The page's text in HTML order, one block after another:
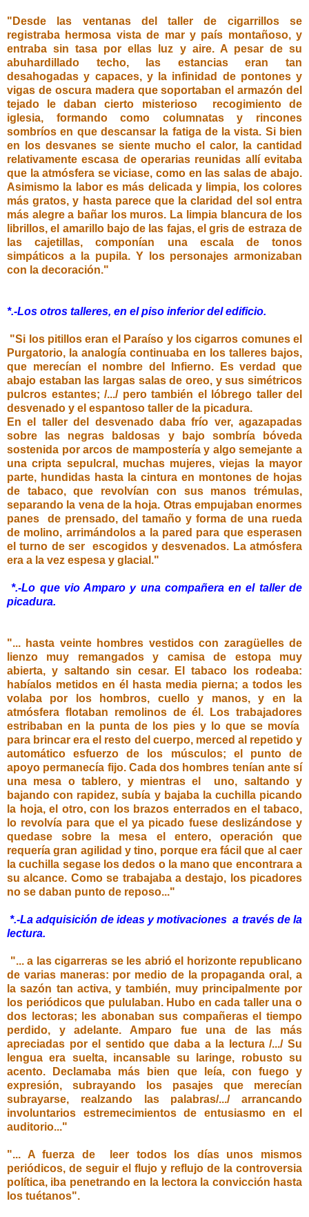
"Desde las ventanas del taller de cigarrillos se
registraba hermosa vista de mar y país montañoso, y
entraba sin tasa por ellas luz y aire. A pesar de su
abuhardillado techo, las estancias eran tan
desahogadas y capaces, y la infinidad de pontones y
vigas de oscura madera que soportaban el armazón del
tejado le daban cierto misterioso recogimiento de
iglesia, formando como columnatas y rincones
sombríos en que descansar la fatiga de la vista. Si bien
en los desvanes se siente mucho el calor, la cantidad
relativamente escasa de operarias reunidas allí evitaba
que la atmósfera se viciase, como en las salas de abajo.
Asimismo la labor es más delicada y limpia, los colores
más gratos, y hasta parece que la claridad del sol entra
más alegre a bañar los muros. La limpia blancura de los
librillos, el amarillo bajo de las fajas, el gris de estraza de
las cajetillas, componían una escala de tonos
simpáticos a la pupila. Y los personajes armonizaban
con la decoración."
*.-Los otros talleres, en el piso inferior del edificio.
"Si los pitillos eran el Paraíso y los cigarros comunes el
Purgatorio, la analogía continuaba en los talleres bajos,
que merecían el nombre del Infierno. Es verdad que
abajo estaban las largas salas de oreo, y sus simétricos
pulcros estantes; /.../ pero también el lóbrego taller del
desvenado y el espantoso taller de la picadura.
En el taller del desvenado daba frío ver, agazapadas
sobre las negras baldosas y bajo sombría bóveda
sostenida por arcos de mampostería y algo semejante a
una cripta sepulcral, muchas mujeres, viejas la mayor
parte, hundidas hasta la cintura en montones de hojas
de tabaco, que revolvían con sus manos trémulas,
separando la vena de la hoja. Otras empujaban enormes
panes de prensado, del tamaño y forma de una rueda
de molino, arrimándolos a la pared para que esperasen
el turno de ser escogidos y desvenados. La atmósfera
era a la vez espesa y glacial."
*.-Lo que vio Amparo y una compañera en el taller de
picadura.
"... hasta veinte hombres vestidos con zaragüelles de
lienzo muy remangados y camisa de estopa muy
abierta, y saltando sin cesar. El tabaco los rodeaba:
habíalos metidos en él hasta media pierna; a todos les
volaba por los hombros, cuello y manos, y en la
atmósfera flotaban remolinos de él. Los trabajadores
estribaban en la punta de los pies y lo que se movía
para brincar era el resto del cuerpo, merced al repetido y
automático esfuerzo de los músculos; el punto de
apoyo permanecía fijo. Cada dos hombres tenían ante sí
una mesa o tablero, y mientras el uno, saltando y
bajando con rapidez, subía y bajaba la cuchilla picando
la hoja, el otro, con los brazos enterrados en el tabaco,
lo revolvía para que el ya picado fuese deslizándose y
quedase sobre la mesa el entero, operación que
requería gran agilidad y tino, porque era fácil que al caer
la cuchilla segase los dedos o la mano que encontrara a
su alcance. Como se trabajaba a destajo, los picadores
no se daban punto de reposo..."
*.-La adquisición de ideas y motivaciones a través de la
lectura.
"... a las cigarreras se les abrió el horizonte republicano
de varias maneras: por medio de la propaganda oral, a
la sazón tan activa, y también, muy principalmente por
los periódicos que pululaban. Hubo en cada taller una o
dos lectoras; les abonaban sus compañeras el tiempo
perdido, y adelante. Amparo fue una de las más
apreciadas por el sentido que daba a la lectura /.../ Su
lengua era suelta, incansable su laringe, robusto su
acento. Declamaba más bien que leía, con fuego y
expresión, subrayando los pasajes que merecían
subrayarse, realzando las palabras/.../ arrancando
involuntarios estremecimientos de entusiasmo en el
auditorio..."
"... A fuerza de leer todos los días unos mismos
periódicos, de seguir el flujo y reflujo de la controversia
política, iba penetrando en la lectora la convicción hasta
los tuétanos".